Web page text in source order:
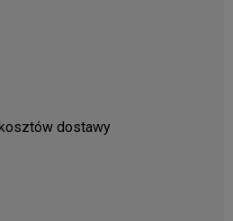
dostawy